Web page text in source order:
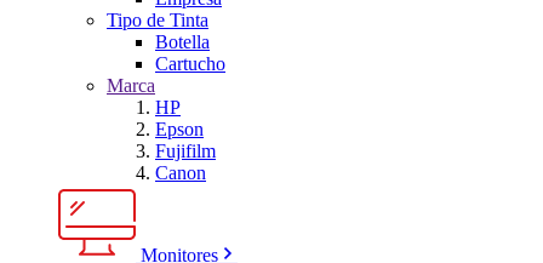
Tipo de Tinta
Botella
Cartucho
Marca
HP
Epson
Fujifilm
Canon
Monitores